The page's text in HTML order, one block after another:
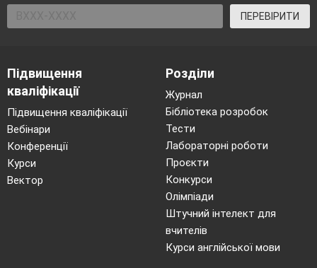
ПЕРЕВІРИТИ
Підвищення
кваліфікації
Підвищення кваліфікації
Вебінари
Конференції
Курси
Вектор
Розділи
Журнал
Бібліотека розробок
Тести
Лабораторні роботи
Проєкти
Конкурси
Олімпіади
Штучний інтелект для
вчителів
Курси англійської мови